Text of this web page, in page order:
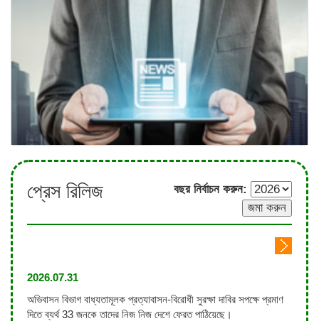
প্রেস রিলিজ বছর নির্বাচন করুন:
2026.07.31
অভিবাসন বিভাগ বাধ্যতামূলক প্রত্যাবাসন-বিরোধী সুরক্ষা দাবির সপক্ষে প্রমাণ
দিতে ব্যর্থ 33 জনকে তাদের নিজ নিজ দেশে ফেরত পাঠিয়েছে।